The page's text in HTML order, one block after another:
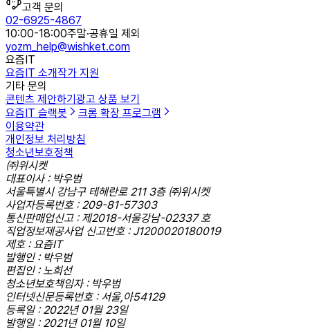
고객 문의
02-6925-4867
10:00-18:00주말·공휴일 제외
yozm_help@wishket.com
요즘IT
요즘IT 소개작가 지원
기타 문의
콘텐츠 제안하기 광고 상품 보기
요즘IT 슬랙봇
크롬 확장 프로그램
이용약관
개인정보 처리방침
청소년보호정책
㈜위시켓
대표이사 : 박우범
서울특별시 강남구 테헤란로 211 3층 ㈜위시켓
사업자등록번호 : 209-81-57303
통신판매업신고 : 제2018-서울강남-02337 호
직업정보제공사업 신고번호 : J1200020180019
제호 : 요즘IT
발행인 : 박우범
편집인 : 노희선
청소년보호책임자 : 박우범
인터넷신문등록번호 : 서울,아54129
등록일 : 2022년 01월 23일
발행일 : 2021년 01월 10일